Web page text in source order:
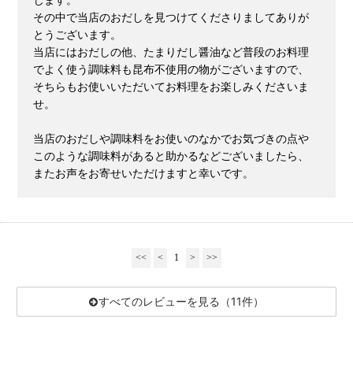
その中で当店のおだしを見つけてくださりましてありが
とうございます。
当店にはおだしの他、たまりだし醤油など普段のお料理
でよく使う調味料も昆布不使用の物がございますので、
そちらもお使いいただいてお料理をお楽しみくださいま
せ。
当店のおだしや調味料をお使いのなかでお気づきの点や
このような調味料があると助かるなどございましたら、
またお声をお寄せいただけますと幸いです。
<< < 1 > >>
すべてのレビューを見る（11件）